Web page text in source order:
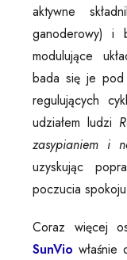
aktywne
ganoderowy) i
modulujące
bada się je pod
regulujących
udziałem ludzi
zasypianiem i
uzyskując
poczucia
Coraz więcej
SunVio